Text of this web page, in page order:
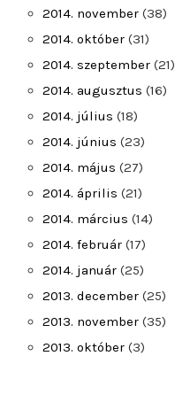
2014. november (38)
2014. október (31)
2014. szeptember (21)
2014. augusztus (16)
2014. július (18)
2014. június (23)
2014. május (27)
2014. április (21)
2014. március (14)
2014. február (17)
2014. január (25)
2013. december (25)
2013. november (35)
2013. október (3)